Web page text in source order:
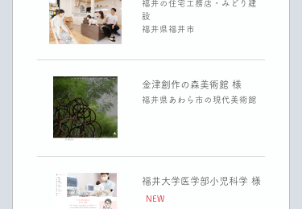
福井の住宅工務店・みどり建
設
福井県福井市
金津創作の森美術館 様
福井県あわら市の現代美術館
福井大学医学部小児科学 様
NEW